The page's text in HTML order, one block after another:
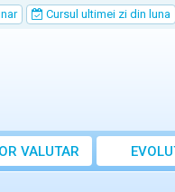
Cursul ultimei zi din luna
VALUTAR